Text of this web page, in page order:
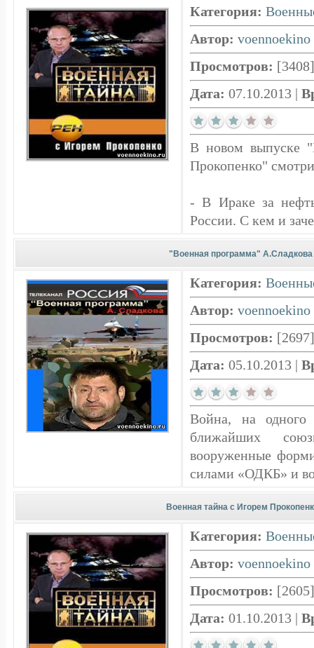
Категория:
Автор: voennoekino
Просмотров: [3408]
Дата: 07.10.2013
В новом выпуске
Прокопенко"
- В Ираке за
России. С кем и
"Военная программа" А.Сладкова
Категория:
Автор: voennoekino
Просмотров: [2697]
Дата: 05.10.2013
Война, на
ближайших
вооруженные
силами «ОДКБ» и
Военная тайна с Игорем
Категория:
Автор: voennoekino
Просмотров: [2605]
Дата: 01.10.2013